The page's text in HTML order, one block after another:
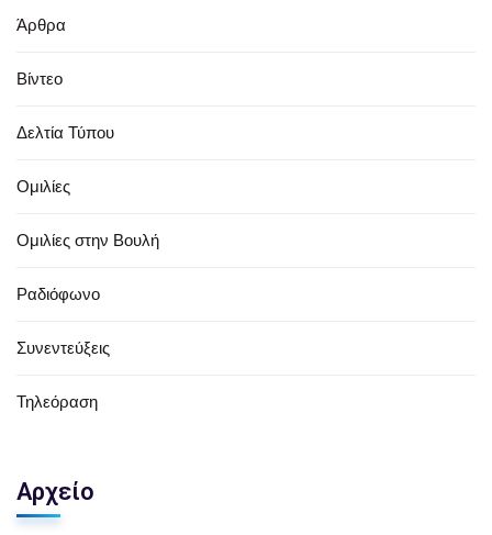
Άρθρα
Βίντεο
Δελτία Τύπου
Ομιλίες
Ομιλίες στην Βουλή
Ραδιόφωνο
Συνεντεύξεις
Τηλεόραση
Αρχείο